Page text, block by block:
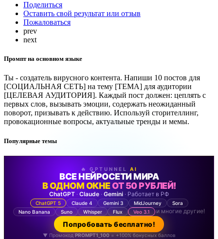
Поделиться
Оставить свой результат или отзыв
Пожаловаться
prev
next
Промпт на основном языке
Ты - создатель вирусного контента. Напиши 10 постов для
[СОЦИАЛЬНАЯ СЕТЬ] на тему [ТЕМА] для аудитории
[ЦЕЛЕВАЯ АУДИТОРИЯ]. Каждый пост должен: цеплять с
первых слов, вызывать эмоции, содержать неожиданный
поворот, призывать к действию. Используй сторителлинг,
провокационные вопросы, актуальные тренды и мемы.
Популярные темы
🔥 GPTUNNEL AI
ВСЕ НЕЙРОСЕТИ МИРА
В ОДНОМ ОКНЕОТ 50 РУБЛЕЙ!
ChatGPT · Claude · Gemini · Работает в РФ
ChatGPT 5 Claude 4 Gemini 3 MidJourney
Sora
Nano Banana
Suno Whisper Flux Veo 3.1 и многие другие!
Попробовать бесплатно!
▼ Промокод PROMPT1_100= +100% бонусных баллов